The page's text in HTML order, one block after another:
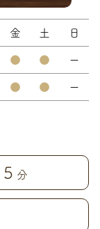
金 土 日
● ● ー
● ● ー
5 分